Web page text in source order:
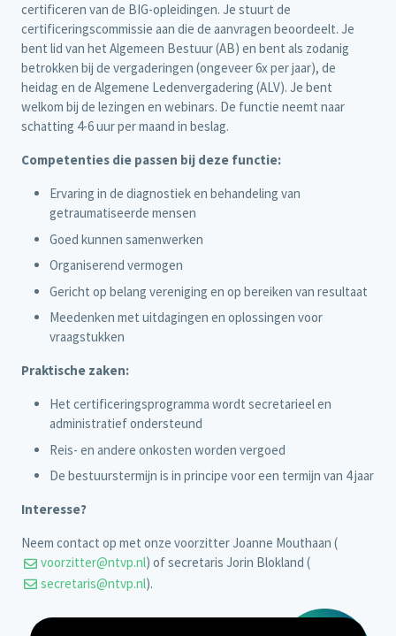
certificeren van de BIG-opleidingen. Je stuurt de
certificeringscommissie aan die de aanvragen beoordeelt. Je
bent lid van het Algemeen Bestuur (AB) en bent als zodanig
betrokken bij de vergaderingen (ongeveer 6x per jaar), de
heidag en de Algemene Ledenvergadering (ALV). Je bent
welkom bij de lezingen en webinars. De functie neemt naar
schatting 4-6 uur per maand in beslag.
Competenties die passen bij deze functie:
Ervaring in de diagnostiek en behandeling van
getraumatiseerde mensen
Goed kunnen samenwerken
Organiserend vermogen
Gericht op belang vereniging en op bereiken van resultaat
Meedenken met uitdagingen en oplossingen voor
vraagstukken
Praktische zaken:
Het certificeringsprogramma wordt secretarieel en
administratief ondersteund
Reis- en andere onkosten worden vergoed
De bestuurstermijn is in principe voor een termijn van 4 jaar
Interesse?
Neem contact op met onze voorzitter Joanne Mouthaan (
voorzitter@ntvp.nl) of secretaris Jorin Blokland (
secretaris@ntvp.nl).